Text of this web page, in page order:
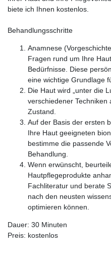
biete ich Ihnen kostenlos.
Behandlungsschritte
Anamnese
Fragen rund um Ihre
Bedürfnisse. Diese
eine wichtige Grundlage
Die Haut wird „unter die
verschiedener Techniken
Zustand.
Auf der Basis der ersten
Ihre Haut geeigneten
bestimme die passende
Behandlung.
Wenn erwünscht,
Hautpflegeprodukte
Fachliteratur und berate
nach den neusten
optimieren können.
Dauer: 30 Minuten
Preis: kostenlos